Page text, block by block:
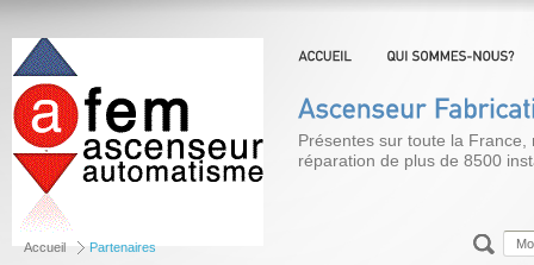
Présentes sur toute la
réparation de plus de 8500
Accueil Partenaires